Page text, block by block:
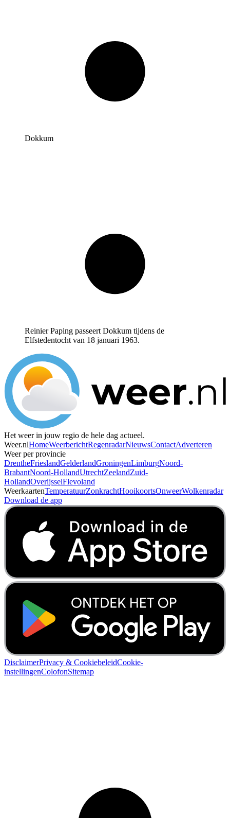
Dokkum
Reinier Paping passeert Dokkum tijdens de
Elfstedentocht van 18 januari 1963.
Het weer in jouw regio de hele dag actueel.
Weer.nlHomeWeerberichtRegenradarNieuwsContactAdverteren
Weer per provincie
DrentheFrieslandGelderlandGroningenLimburgNoord-
BrabantNoord-HollandUtrechtZeelandZuid-
HollandOverijsselFlevoland
WeerkaartenTemperatuurZonkrachtHooikoortsOnweerWolkenradar
Download de app
DisclaimerPrivacy & CookiebeleidCookie-
instellingenColofonSitemap